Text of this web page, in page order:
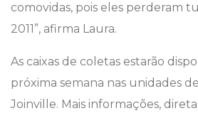
comovidas, pois eles perderam
2011”, afirma Laura.
As caixas de coletas estarão
próxima semana nas unidades
Joinville. Mais informações,